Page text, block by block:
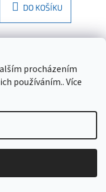
procházením
používáním.. Více
DO KOŠÍKU